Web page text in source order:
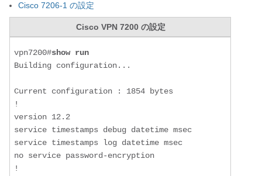
Cisco 7206-1 の設定
Cisco VPN 7200 の設定
vpn7200#show run
Building configuration...
Current configuration : 1854 bytes
!
version 12.2
service timestamps debug datetime msec
service timestamps log datetime msec
no service password-encryption
!